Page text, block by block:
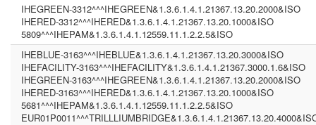
IHEGREEN-3312^^^IHEGREEN&1.3.6.1.4.1.21367.13.20.2000&ISO
IHERED-3312^^^IHERED&1.3.6.1.4.1.21367.13.20.1000&ISO
5809^^^IHEPAM&1.3.6.1.4.1.12559.11.1.2.2.5&ISO
IHEBLUE-3163^^^IHEBLUE&1.3.6.1.4.1.21367.13.20.3000&ISO
IHEFACILITY-3163^^^IHEFACILITY&1.3.6.1.4.1.21367.3000.1.6&ISO
IHEGREEN-3163^^^IHEGREEN&1.3.6.1.4.1.21367.13.20.2000&ISO
IHERED-3163^^^IHERED&1.3.6.1.4.1.21367.13.20.1000&ISO
5681^^^IHEPAM&1.3.6.1.4.1.12559.11.1.2.2.5&ISO